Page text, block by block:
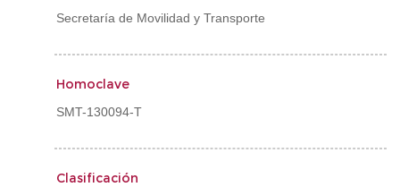
Secretaría de Movilidad y Transporte
Homoclave
SMT-130094-T
Clasificación